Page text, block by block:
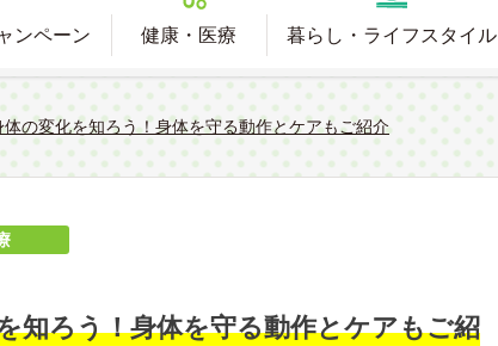
ンペーン 健康・医療 暮らし・ライフスタイル
体の変化を知ろう！身体を守る動作とケアもご紹介
知ろう！身体を守る動作とケアもご紹